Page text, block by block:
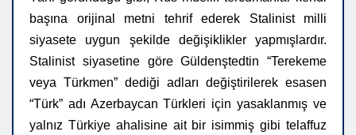
başına orijinal metni tehrif ederek Stalinist milli
siyasete uygun şekilde değişiklikler yapmışlardır.
Stalinist siyasetine göre Güldenştedtin “Terekeme
veya Türkmen” dediği adları değiştirilerek esasen
“Türk” adı Azerbaycan Türkleri için yasaklanmış ve
yalnız Türkiye ahalisine ait bir isimmiş gibi telaffuz